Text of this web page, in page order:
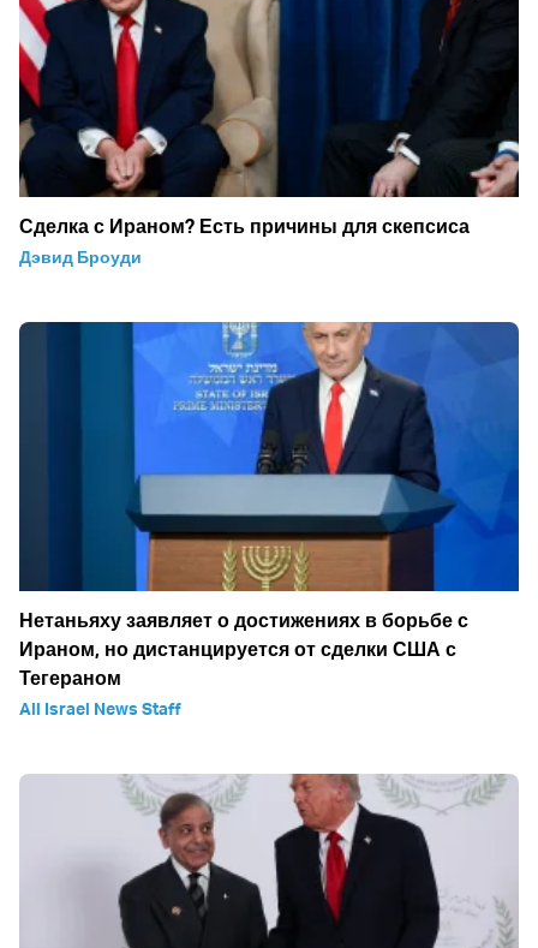
Сделка с Ираном? Есть причины для скепсиса
Дэвид Броуди
Нетаньяху заявляет о достижениях в борьбе с
Ираном, но дистанцируется от сделки США с
Тегераном
All Israel News Staff